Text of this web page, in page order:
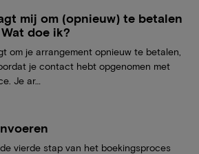
mij om (opnieuw) te betalen
doe ik?
om je arrangement opnieuw te betalen,
je contact hebt opgenomen met
Je ar…
vierde stap van het boekingsproces